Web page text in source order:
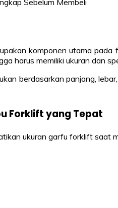
komponen utama
harus memiliki ukuran dan
berdasarkan panjang,
Forklift yang Tepat
ukuran garfu forklift saat